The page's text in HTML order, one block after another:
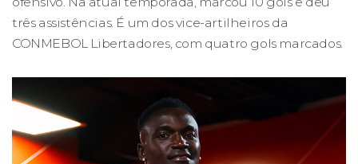
três assistências. É um dos vice-artilheiros da
CONMEBOL Libertadores, com quatro gols marcados.